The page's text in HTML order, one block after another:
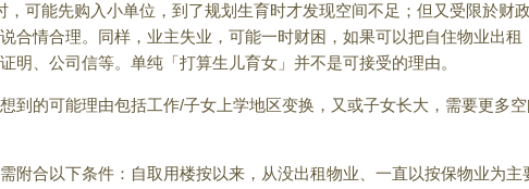
可能先购入小单位，到了规划生育时才发现空间不足；但又受限於财
合情合理。同样，业主失业，可能一时财困，如果可以把自住物业出
明、公司信等。单纯「打算生儿育女」并不是可接受的理由。
到的可能理由包括工作/子女上学地区变换，又或子女长大，需要更多
附合以下条件：自取用楼按以来，从没出租物业、一直以按保物业为